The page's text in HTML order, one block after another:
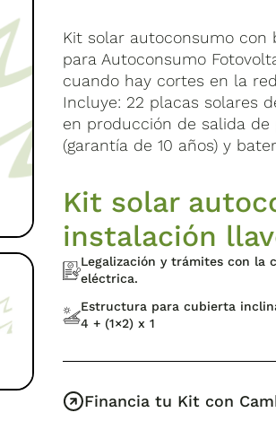
Kit solar autoconsumo con
para Autoconsumo
cuando hay cortes en la
Incluye: 22 placas solares
en producción de salida
(garantía de 10 años) y
Kit solar
instalación
Legalización y trámites con la
eléctrica.
Estructura para cubierta
4 + (1×2) x 1
Financia tu Kit con